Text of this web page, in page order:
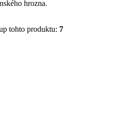
hrozna.
tohto produktu: 7